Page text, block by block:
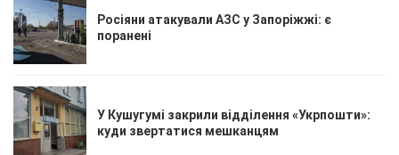
Росіяни атакували АЗС у Запоріжжі: є
поранені
У Кушугумі закрили відділення «Укрпошти»:
куди звертатися мешканцям